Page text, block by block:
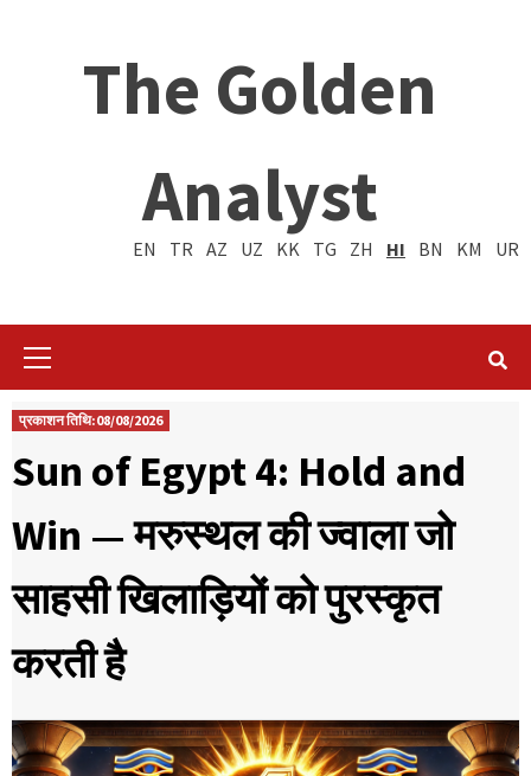
The Golden
Analyst
EN TR AZ UZ KK TG ZH HI BN KM UR
प्रकाशन तिथि:08/08/2026
Sun of Egypt 4: Hold and
Win — मरुस्थल की ज्वाला जो
साहसी खिलाड़ियों को पुरस्कृत
करती है